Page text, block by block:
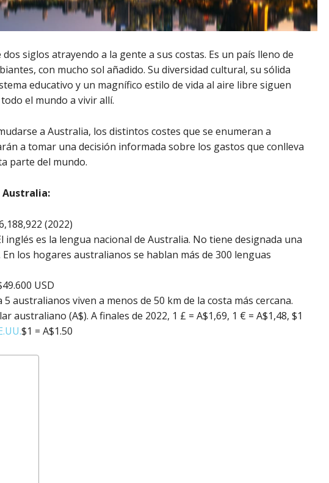
dos siglos atrayendo a la gente a sus costas. Es un país lleno de
con mucho sol añadido. Su diversidad cultural, su sólida
educativo y un magnífico estilo de vida al aire libre siguen
el mundo a vivir allí.
a Australia, los distintos costes que se enumeran a
a tomar una decisión informada sobre los gastos que conlleva
parte del mundo.
Australia:
(2022)
inglés es la lengua nacional de Australia. No tiene designada una
En los hogares australianos se hablan más de 300 lenguas
USD
5 australianos viven a menos de 50 km de la costa más cercana.
australiano (A$). A finales de 2022, 1 £ = A$1,69, 1 € = A$1,48, $1
$1 = A$1.50